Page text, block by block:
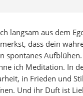
langsam aus dem
dass dein
spontanes
ich Meditation. In
in Frieden und
Und ihr Duft ist